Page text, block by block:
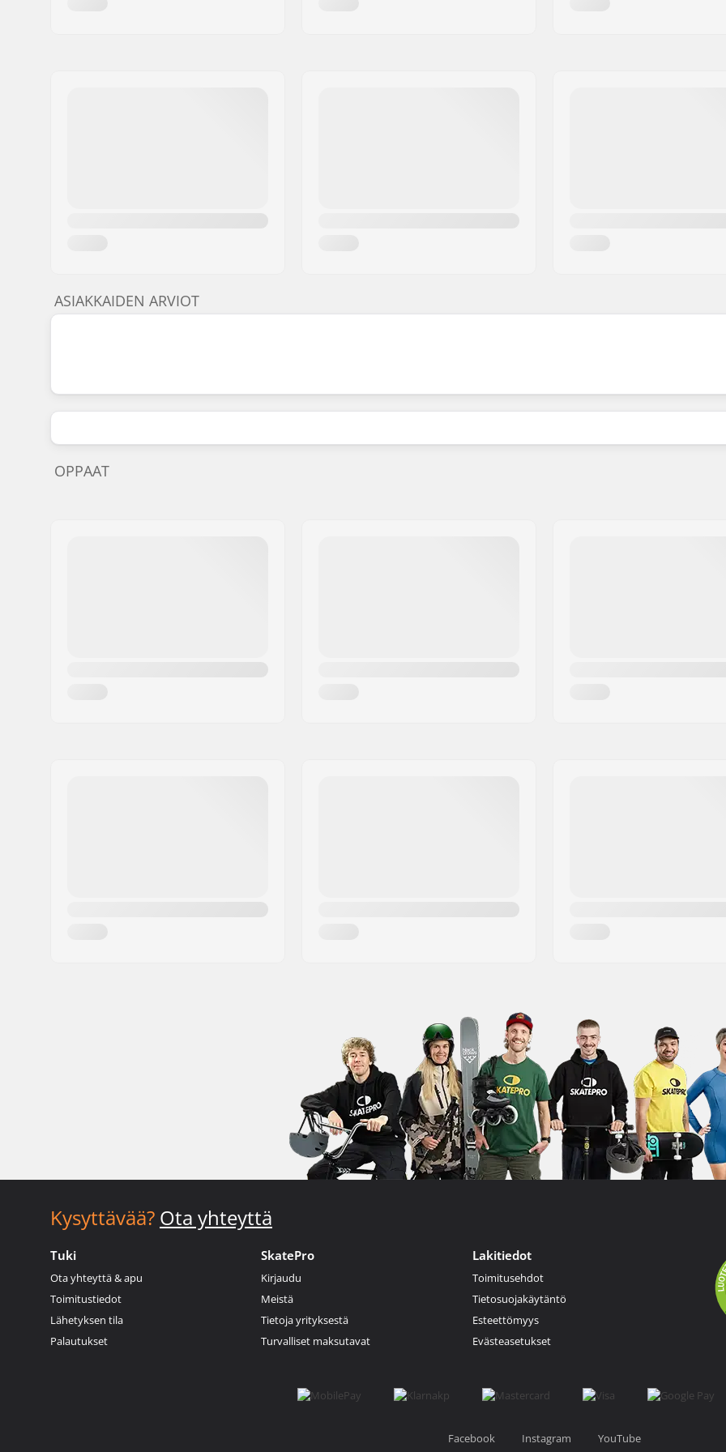
ASIAKKAIDEN ARVIOT
OPPAAT
Kysyttävää? Ota yhteyttä
Tuki
Ota yhteyttä & apu
Toimitustiedot
Lähetyksen tila
Palautukset
SkatePro
Kirjaudu
Meistä
Tietoja yrityksestä
Turvalliset maksutavat
Lakitiedot
Toimitusehdot
Tietosuojakäytäntö
Esteettömyys
Evästeasetukset
Facebook Instagram YouTube